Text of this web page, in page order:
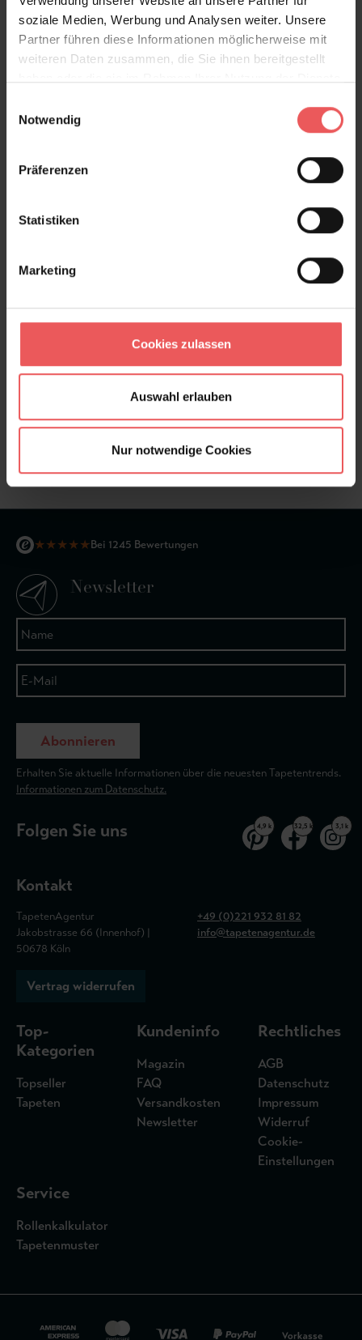
soziale Medien, Werbung und Analysen weiter. Unsere
Partner führen diese Informationen möglicherweise mit
weiteren Daten zusammen, die Sie ihnen bereitgestellt
Notwendig
Präferenzen
Statistiken
Marketing
Cookies zulassen
Auswahl erlauben
Nur notwendige Cookies
Produktgalerie überspringen
Varianten
Norman, col. 05
★★★★★Bei 1245 Bewertungen
Newsletter
Abonnieren
Erhalten Sie aktuelle Informationen über die neuesten Tapetentrends.
Informationen zum Datenschutz.
Folgen Sie uns 4,9 k 32,5 k 3,1 k
Kontakt
TapetenAgentur
Jakobstrasse 66 (Innenhof) |
50678 Köln
+49 (0)221 932 81 82
info@tapetenagentur.de
Vertrag widerrufen
Top-
Kategorien
Topseller
Tapeten
Kundeninfo
Magazin
FAQ
Versandkosten
Newsletter
Rechtliches
AGB
Datenschutz
Impressum
Widerruf
Cookie-
Einstellungen
Service
Rollenkalkulator
Tapetenmuster